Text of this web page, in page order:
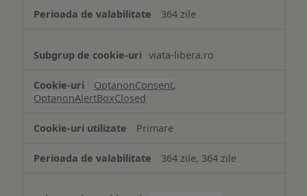
364 zile
viata-libera.ro
OptanonConsent,
OptanonAlertBoxClosed
Primare
364 zile, 364 zile